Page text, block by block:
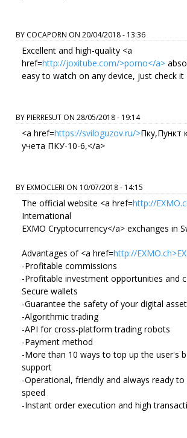
BY COCAPORN ON 20/04/2018 - 13:36
Excellent and high-quality <a
href=http://joxitube.com/>porno</a>
easy to watch on any device, just check it
BYPIERRESUT ON 28/05/2018 - 19:14
<a href=https://sviloguzov.ru/>Пку,Пункт
учета ПКУ-10-6,</a>
BYEXMOCLERI ON 10/07/2018 - 14:15
The official website <a href=http://
International
EXMO Cryptocurrency</a> exchanges in
Advantages of <a href=http://
-Profitable commissions
-Profitable investment opportunities and
Secure wallets
-Guarantee the safety of your digital
-Algorithmic trading
-API for cross-platform trading robots
-Payment method
-More than 10 ways to top up the user's
support
-Operational, friendly and always ready to
speed
-Instant order execution and high